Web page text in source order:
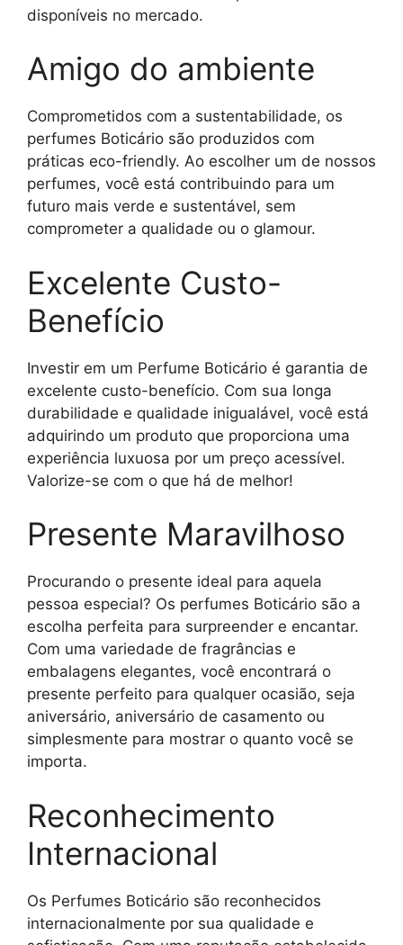
disponíveis no mercado.
Amigo do ambiente
Comprometidos com a sustentabilidade, os
perfumes Boticário são produzidos com
práticas eco-friendly. Ao escolher um de nossos
perfumes, você está contribuindo para um
futuro mais verde e sustentável, sem
comprometer a qualidade ou o glamour.
Excelente Custo-
Benefício
Investir em um Perfume Boticário é garantia de
excelente custo-benefício. Com sua longa
durabilidade e qualidade inigualável, você está
adquirindo um produto que proporciona uma
experiência luxuosa por um preço acessível.
Valorize-se com o que há de melhor!
Presente Maravilhoso
Procurando o presente ideal para aquela
pessoa especial? Os perfumes Boticário são a
escolha perfeita para surpreender e encantar.
Com uma variedade de fragrâncias e
embalagens elegantes, você encontrará o
presente perfeito para qualquer ocasião, seja
aniversário, aniversário de casamento ou
simplesmente para mostrar o quanto você se
importa.
Reconhecimento
Internacional
Os Perfumes Boticário são reconhecidos
internacionalmente por sua qualidade e